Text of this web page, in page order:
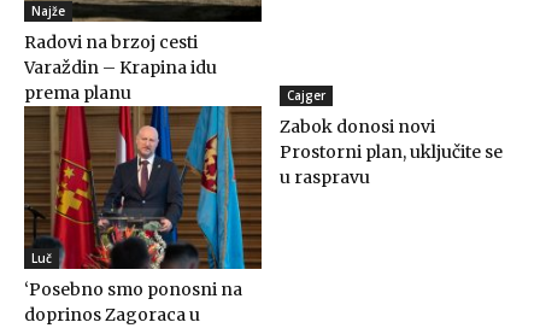
Najže
Radovi na brzoj cesti
Varaždin – Krapina idu
prema planu
Luč
‘Posebno smo ponosni na
doprinos Zagoraca u
Cajger
Zabok donosi novi
Prostorni plan, uključite se
u raspravu